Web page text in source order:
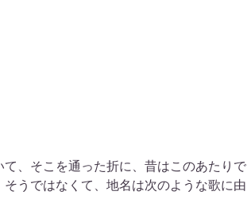
、そこを通った折に、昔はこのあたりで
うではなくて、地名は次のような歌に由